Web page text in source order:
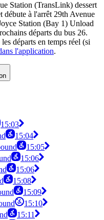
Station (TransLink) dessert
débute à l'arrêt 29th Avenue
Station (Bay 1) Unload
départs du bus 26.
départs en temps réel (si
l'application.
15:03
15:04
15:05
15:06
15:06
15:08
15:09
15:10
15:11